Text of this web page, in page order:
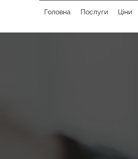
Головна Послуги Ціни